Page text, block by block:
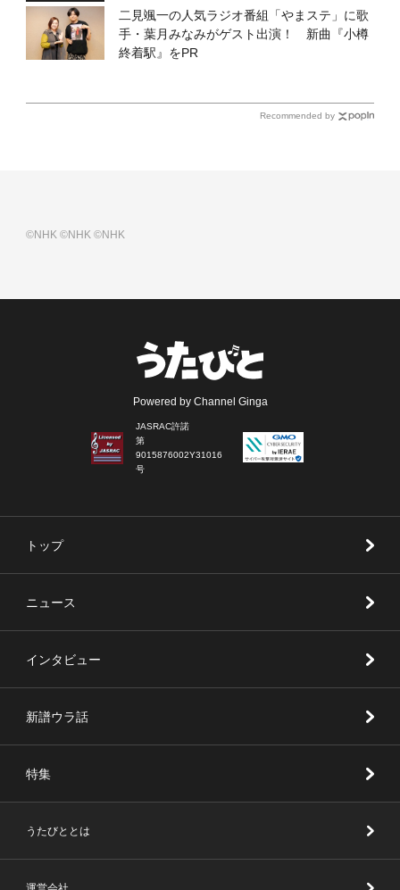
二見颯一の人気ラジオ番組「やまステ」に歌
手・葉月みなみがゲスト出演！ 新曲『小樽
終着駅』をPR
Recommended by
©NHK©NHK©NHK
Powered by Channel Ginga
JASRAC許諾
第
9015876002Y31016
号
トップ
ニュース
インタビュー
新譜ウラ話
特集
うたびととは